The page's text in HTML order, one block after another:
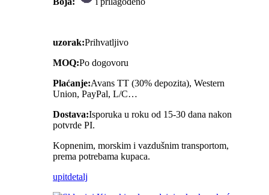
uzorak:Prihvatljivo
MOQ:Po dogovoru
Plaćanje:Avans TT (30% depozita), Western
Union, PayPal, L/C…
Dostava:Isporuka u roku od 15-30 dana nakon
potvrde PI.
Kopnenim, morskim i vazdušnim transportom,
prema potrebama kupaca.
upitdetalj